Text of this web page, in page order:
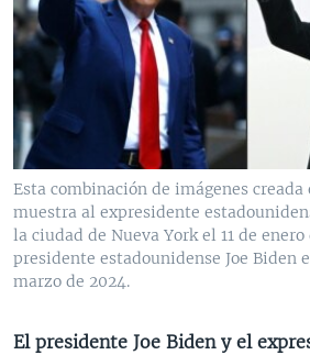
VENEZUELA
BRASIL
NICARAGUA
ECONOMÍA
ENTRETENIMIENTO Y CULTURA
TECNOLOGÍA
DEPORTES
MULTIMEDIA
VIDEOS
FOTOGRAFÍA
AUDIOS
PROGRAMAS TV
EL MUNDO AL DÍA
FORO INTERAMERICANO
LAS CLAVES
PANORAMA
RADIO
AVANCE INFORMATIVO
BUENOS DÍAS AMÉRICA
ESTADOS UNIDOS AL DÍA
FORO [RADIO]
DIRECT
Learning English
Esta combinación de imágenes
muestra al expresidente
la ciudad de Nueva York el 11 de enero
presidente estadounidense Joe Biden
marzo de 2024.
El presidente Joe Biden y el